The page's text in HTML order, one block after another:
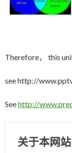
Therefore， this
see http://
Seehttp://